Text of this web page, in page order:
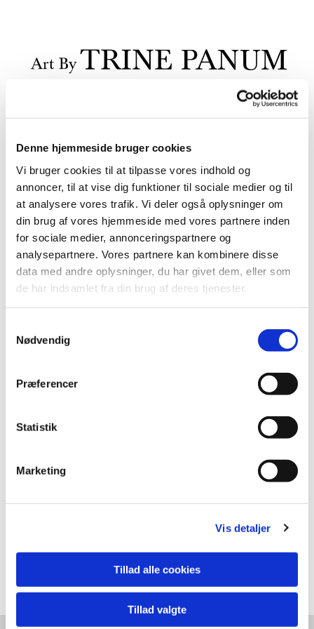
Denne hjemmeside bruger cookies
Vi bruger cookies til at tilpasse vores indhold og
annoncer, til at vise dig funktioner til sociale medier og til
at analysere vores trafik. Vi deler også oplysninger om
din brug af vores hjemmeside med vores partnere inden
for sociale medier, annonceringspartnere og
analysepartnere. Vores partnere kan kombinere disse
data med andre oplysninger, du har givet dem, eller som
de har indsamlet fra din brug af deres tjenester.
Nødvendig
Præferencer
Statistik
Marketing
Vis detaljer
Tillad alle cookies
Tillad valgte